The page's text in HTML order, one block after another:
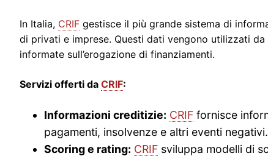
In Italia, CRIF gestisce il più grande sistema di
di privati e imprese. Questi dati vengono utilizzati
informate sull’erogazione di finanziamenti.
Servizi offerti da CRIF:
Informazioni creditizie: CRIF fornisce
pagamenti, insolvenze e altri eventi negativi.
Scoring e rating: CRIF sviluppa modelli di